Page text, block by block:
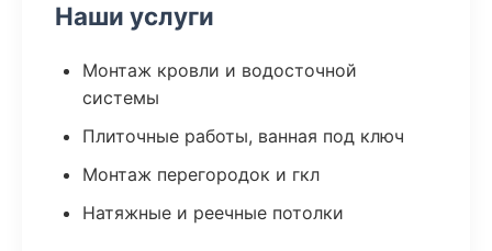
Наши услуги
Монтаж кровли и водосточной
системы
Плиточные работы, ванная под ключ
Монтаж перегородок и гкл
Натяжные и реечные потолки